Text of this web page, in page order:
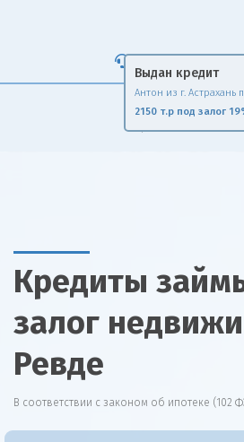
Fin Rise
Кредиты
залог
Ревде
В соответствии с законом об ипотеке (102
Выдан кредит
Антон из г. Астрахань
2150 т.р под залог